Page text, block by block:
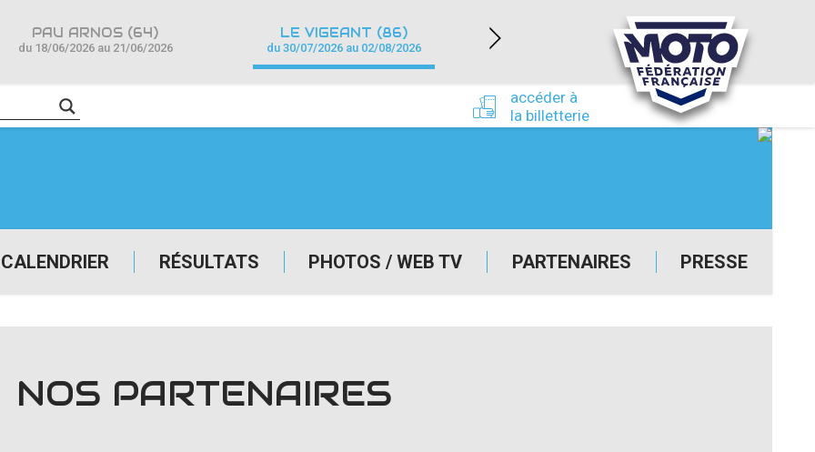
CALENDRIER RÉSULTATS PHOTOS / WEB TV PARTENAIRES PRESSE
accéder à
la billetterie
PAU ARNOS (64)
du 18/06/2026 au 21/06/2026
LE VIGEANT (86)
du 30/07/2026 au 02/08/2026
NEVERS MAGNY-COURS (58)
du 24/09/2026 au 27/09/2026
NOS PARTENAIRES